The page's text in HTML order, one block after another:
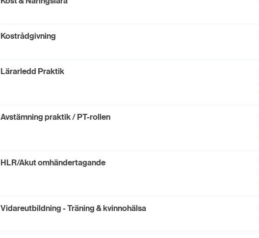
Kostrådgivning
Lärarledd Praktik
Avstämning praktik / PT-rollen
HLR/Akut omhändertagande
Vidareutbildning - Träning & kvinnohälsa